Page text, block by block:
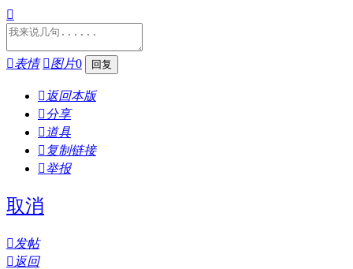

表情 图片0
 返回本版
分享
 道具
 复制链接
举报
取消
发帖
 返回